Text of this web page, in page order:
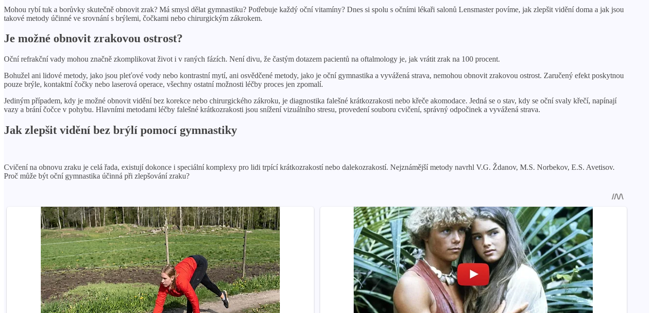
Mohou rybí tuk a borůvky skutečně obnovit zrak? Má smysl dělat gymnastiku? Potřebuje každý oční vitamíny? Dnes si spolu s očními lékaři salonů Lensmaster povíme, jak zlepšit vidění doma a jak jsou
takové metody účinné ve srovnání s brýlemi, čočkami nebo chirurgickým zákrokem.
Je možné obnovit zrakovou ostrost?
Oční refrakční vady mohou značně zkomplikovat život i v raných fázích. Není divu, že častým dotazem pacientů na oftalmology je, jak vrátit zrak na 100 procent.
Bohužel ani lidové metody, jako jsou pleťové vody nebo kontrastní mytí, ani osvědčené metody, jako je oční gymnastika a vyvážená strava, nemohou obnovit zrakovou ostrost. Zaručený efekt poskytnou
pouze brýle, kontaktní čočky nebo laserová operace, všechny ostatní možnosti léčby proces jen zpomalí.
Jediným případem, kdy je možné obnovit vidění bez korekce nebo chirurgického zákroku, je diagnostika falešné krátkozrakosti nebo křeče akomodace. Jedná se o stav, kdy se oční svaly křečí, napínají
vazy a brání čočce v pohybu. Hlavními metodami léčby falešné krátkozrakosti jsou snížení vizuálního stresu, provedení souboru cvičení, správný odpočinek a vyvážená strava.
Jak zlepšit vidění bez brýlí pomocí gymnastiky
Cvičení na obnovu zraku je celá řada, existují dokonce i speciální komplexy pro lidi trpící krátkozrakostí nebo dalekozrakostí. Nejznámější metody navrhl V.G. Ždanov, M.S. Norbekov, E.S. Avetisov.
Proč může být oční gymnastika účinná při zlepšování zraku?